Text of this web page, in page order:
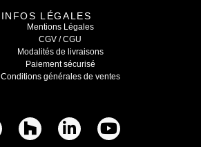
INFOS LÉGALES
Mentions Légales
CGV / CGU
Modalités de livraisons
Paiement sécurisé
Conditions générales de ventes